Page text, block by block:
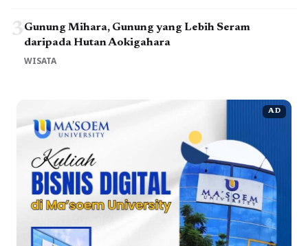
3Gunung Mihara, Gunung yang Lebih Seram
daripada Hutan Aokigahara
WISATA
AD